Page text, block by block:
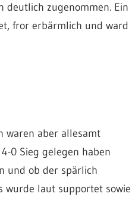
deutlich zugenommen. Ein
fror erbärmlich und ward
waren aber allesamt
0 Sieg gelegen haben
und ob der spärlich
wurde laut supportet sowie